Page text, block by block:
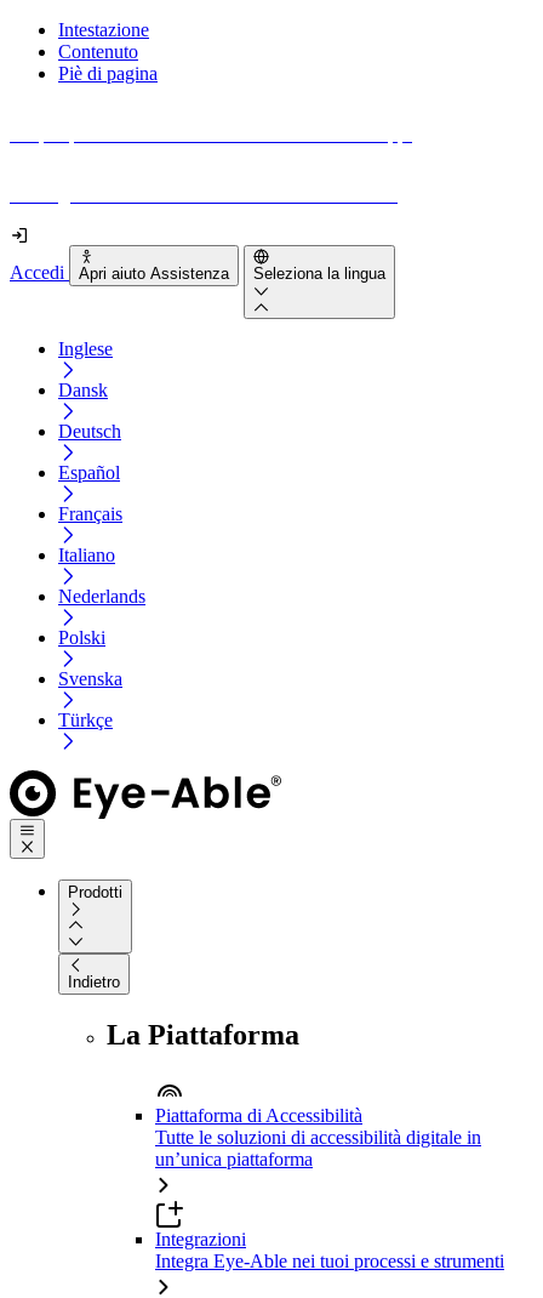
Intestazione
Contenuto
Piè di pagina
Accedi Apri aiuto Assistenza Seleziona la lingua
Inglese
Dansk
Deutsch
Español
Français
Italiano
Nederlands
Polski
Svenska
Türkçe
Prodotti
Indietro
La Piattaforma
Piattaforma di Accessibilità
Tutte le soluzioni di accessibilità digitale in
un’unica piattaforma
Integrazioni
Integra Eye-Able nei tuoi processi e strumenti